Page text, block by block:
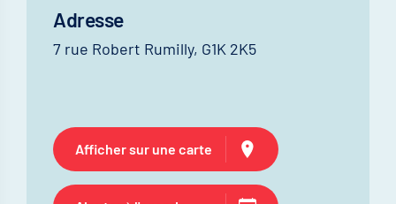
Adresse
7 rue Robert Rumilly, G1K 2K5
Afficher sur une carte